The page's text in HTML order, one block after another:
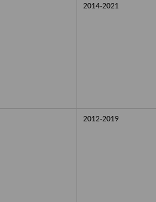
2014-2021
2012-2019